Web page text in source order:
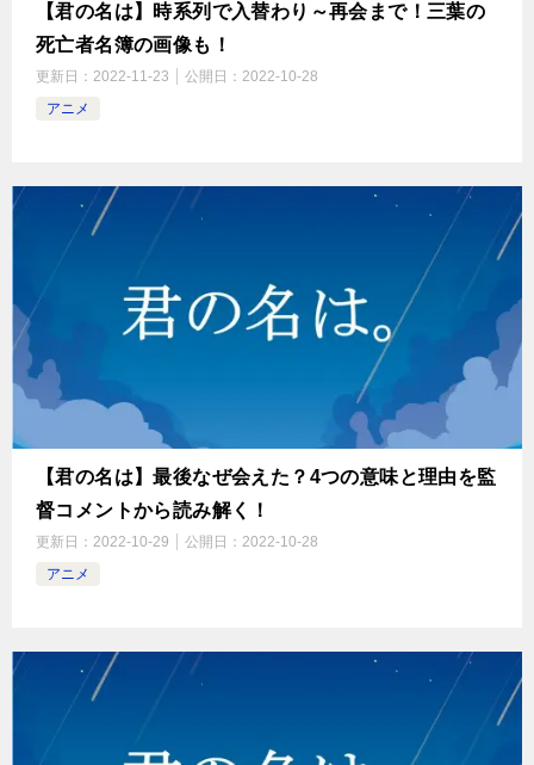
【君の名は】時系列で入替わり～再会まで！三葉の
死亡者名簿の画像も！
更新日： 2022-11-23 公開日： 2022-10-28
アニメ
【君の名は】最後なぜ会えた？4つの意味と理由を監
督コメントから読み解く！
更新日： 2022-10-29 公開日： 2022-10-28
アニメ